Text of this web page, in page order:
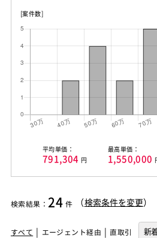
[案件数]
平均単価：
791,304 円
最高単価：
1,550,000
検索結果 ： 24 件 （検索条件を変更）
すべて エージェント経由 直取引